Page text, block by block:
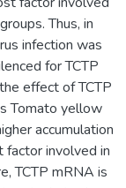
Thus, in
infection was
for TCTP
effect of TCTP
Tomato yellow
accumulation
factor involved in
TCTP mRNA is